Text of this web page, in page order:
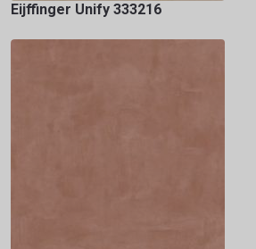
Eijffinger Unify 333216